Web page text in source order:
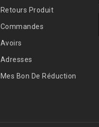
Retours Produit
Commandes
Avoirs
Adresses
Mes Bon De Réduction